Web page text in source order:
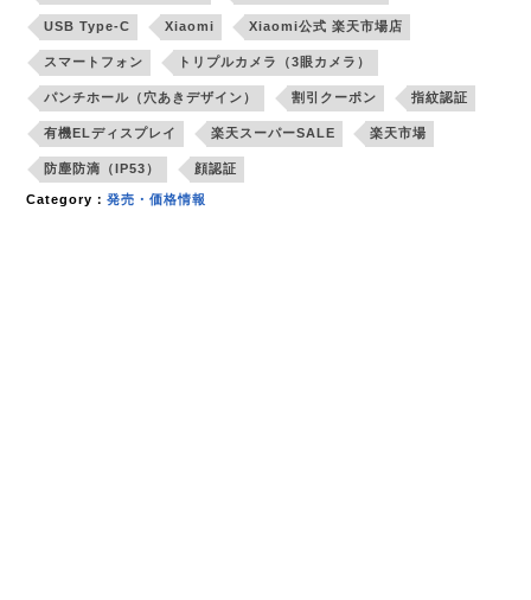
USB Type-C Xiaomi Xiaomi公式 楽天市場店
スマートフォン トリプルカメラ（3眼カメラ）
パンチホール（穴あきデザイン） 割引クーポン 指紋認証
有機ELディスプレイ 楽天スーパーSALE 楽天市場
防塵防滴（IP53） 顔認証
Category：発売・価格情報